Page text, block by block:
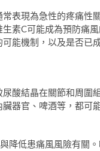
表現為急性的疼痛性
素C可能成為預防痛
能機制，以及是否已
酸結晶在關節和周圍
器官、啤酒等，都可
降低患痛風風險有關